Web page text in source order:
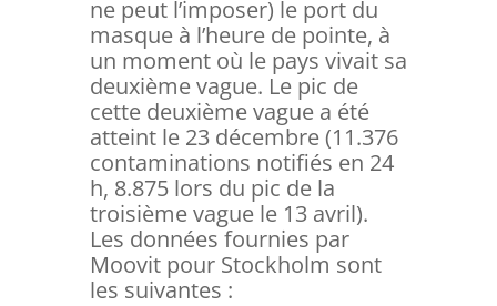
ne peut l’imposer) le port du
masque à l’heure de pointe, à
un moment où le pays vivait sa
deuxième vague. Le pic de
cette deuxième vague a été
atteint le 23 décembre (11.376
contaminations notifiés en 24
h, 8.875 lors du pic de la
troisième vague le 13 avril).
Les données fournies par
Moovit pour Stockholm sont
les suivantes :